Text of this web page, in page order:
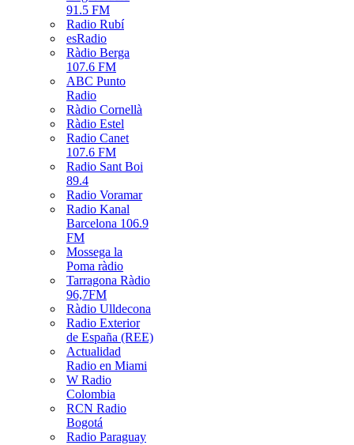
91.5 FM
Radio Rubí
esRadio
Ràdio Berga
107.6 FM
ABC Punto
Radio
Ràdio Cornellà
Ràdio Estel
Radio Canet
107.6 FM
Radio Sant Boi
89.4
Radio Voramar
Radio Kanal
Barcelona 106.9
FM
Mossega la
Poma ràdio
Tarragona Ràdio
96,7FM
Ràdio Ulldecona
Radio Exterior
de España (REE)
Actualidad
Radio en Miami
W Radio
Colombia
RCN Radio
Bogotá
Radio Paraguay